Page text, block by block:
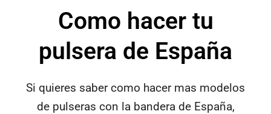
Como hacer tu
pulsera de España
Si quieres saber como hacer mas modelos
de pulseras con la bandera de España,